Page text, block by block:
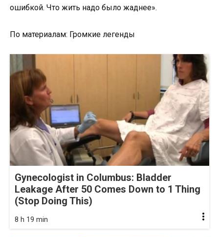
ошибкой. Что жить надо было жаднее».
По материалам: Громкие легенды
Gynecologist in Columbus: Bladder
Leakage After 50 Comes Down to 1 Thing
(Stop Doing This)
8 h 19 min